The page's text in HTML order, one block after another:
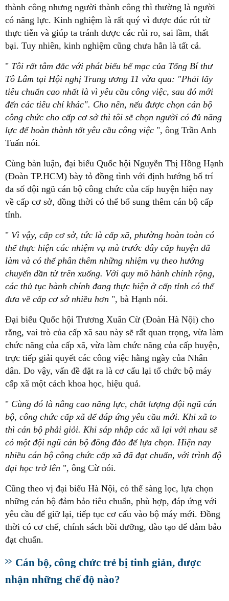
thành công nhưng người thành công thì thường là người
có năng lực. Kinh nghiệm là rất quý vì được đúc rút từ
thực tiễn và giúp ta tránh được các rủi ro, sai lầm, thất
bại. Tuy nhiên, kinh nghiệm cũng chưa hẳn là tất cả.
" Tôi rất tâm đắc với phát biểu bế mạc của Tổng Bí thư
Tô Lâm tại Hội nghị Trung ương 11 vừa qua: "Phải lấy
tiêu chuẩn cao nhất là vì yêu cầu công việc, sau đó mới
đến các tiêu chí khác". Cho nên, nếu được chọn cán bộ
công chức cho cấp cơ sở thì tôi sẽ chọn người có đủ năng
lực để hoàn thành tốt yêu cầu công việc ", ông Trần Anh
Tuấn nói.
Cùng bàn luận, đại biểu Quốc hội Nguyễn Thị Hồng Hạnh
(Đoàn TP.HCM) bày tỏ đồng tình với định hướng bố trí
đa số đội ngũ cán bộ công chức của cấp huyện hiện nay
về cấp cơ sở, đồng thời có thể bổ sung thêm cán bộ cấp
tỉnh.
" Vì vậy, cấp cơ sở, tức là cấp xã, phường hoàn toàn có
thể thực hiện các nhiệm vụ mà trước đây cấp huyện đã
làm và có thể phân thêm những nhiệm vụ theo hướng
chuyển dần từ trên xuống. Với quy mô hành chính rộng,
các thủ tục hành chính đang thực hiện ở cấp tỉnh có thể
đưa về cấp cơ sở nhiều hơn ", bà Hạnh nói.
Đại biểu Quốc hội Trương Xuân Cừ (Đoàn Hà Nội) cho
rằng, vai trò của cấp xã sau này sẽ rất quan trọng, vừa làm
chức năng của cấp xã, vừa làm chức năng của cấp huyện,
trực tiếp giải quyết các công việc hằng ngày của Nhân
dân. Do vậy, vấn đề đặt ra là cơ cấu lại tổ chức bộ máy
cấp xã một cách khoa học, hiệu quả.
" Cùng đó là nâng cao năng lực, chất lượng đội ngũ cán
bộ, công chức cấp xã để đáp ứng yêu cầu mới. Khi xã to
thì cán bộ phải giỏi. Khi sáp nhập các xã lại với nhau sẽ
có một đội ngũ cán bộ đông đảo để lựa chọn. Hiện nay
nhiều cán bộ công chức cấp xã đã đạt chuẩn, với trình độ
đại học trở lên ", ông Cừ nói.
Cũng theo vị đại biểu Hà Nội, có thể sàng lọc, lựa chọn
những cán bộ đảm bảo tiêu chuẩn, phù hợp, đáp ứng với
yêu cầu để giữ lại, tiếp tục cơ cấu vào bộ máy mới. Đồng
thời có cơ chế, chính sách bồi dưỡng, đào tạo để đảm bảo
đạt chuẩn.
Cán bộ, công chức trẻ bị tinh giản, được
nhận những chế độ nào?